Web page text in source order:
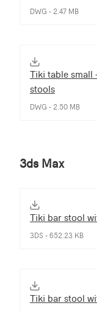
DWG - 2.47 MB
Tiki table small
stools
DWG - 2.50 MB
3ds Max
Tiki bar stool
3DS - 652.23 KB
Tiki bar stool